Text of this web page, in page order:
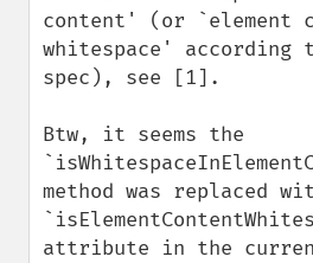
content' (or `element
whitespace' according
spec), see [1].
Btw, it seems the
method was replaced
attribute in the current